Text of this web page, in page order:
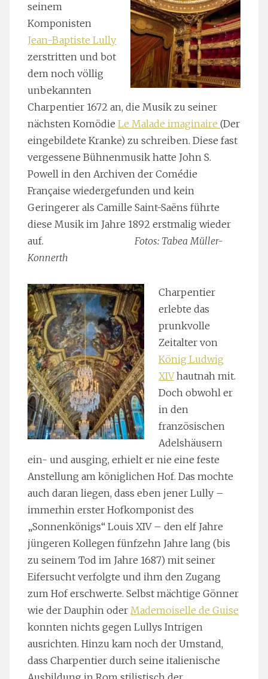
seinem
Komponisten
Jean-Baptiste Lully
zerstritten und bot
dem noch völlig
unbekannten
Charpentier 1672 an, die Musik zu seiner
nächsten Komödie Le Malade imaginaire (Der
eingebildete Kranke) zu schreiben. Diese fast
vergessene Bühnenmusik hatte John S.
Powell in den Archiven der Comédie
Française wiedergefunden und kein
Geringerer als Camille Saint-Saëns führte
diese Musik im Jahre 1892 erstmalig wieder
auf. Fotos: Tabea Müller-
Konnerth
Charpentier
erlebte das
prunkvolle
Zeitalter von
König Ludwig
XIVhautnah mit.
Doch obwohl er
in den
französischen
Adelshäusern
ein- und ausging, erhielt er nie eine feste
Anstellung am königlichen Hof. Das mochte
auch daran liegen, dass eben jener Lully –
immerhin erster Hofkomponist des
„Sonnenkönigs“ Louis XIV – den elf Jahre
jüngeren Kollegen fünfzehn Jahre lang (bis
zu seinem Tod im Jahre 1687) mit seiner
Eifersucht verfolgte und ihm den Zugang
zum Hof erschwerte. Selbst mächtige Gönner
wie der Dauphin oder Mademoiselle de Guise
konnten nichts gegen Lullys Intrigen
ausrichten. Hinzu kam noch der Umstand,
dass Charpentier durch seine italienische